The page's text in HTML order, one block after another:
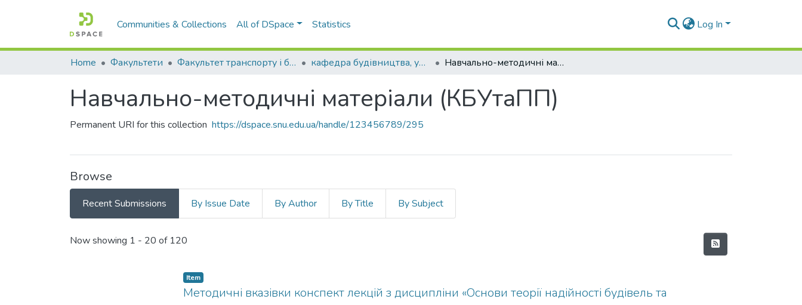
Communities & Collections All of DSpace Statistics Log In
Home Факультети Факультет транспорту і будівництва кафедра будівництва, урбаністики та просторового планування Навчально-методичні матеріали (КБУтаПП)
Навчально-методичні матеріали (КБУтаПП)
Permanent URI for this collection https://dspace.snu.edu.ua/handle/123456789/295
Browse
Recent Submissions By Issue Date By Author By Title By Subject
Recent Submissions
Now showing 1 - 20 of 120
Item
Методичні вказівки конспект лекцій з дисципліни «Основи теорії надійності будівель та